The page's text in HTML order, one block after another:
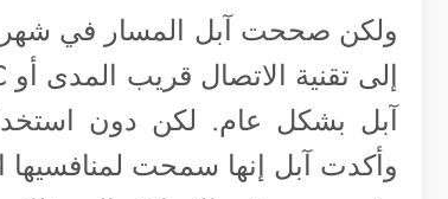
ولكن صححت آبل المسار في شهر